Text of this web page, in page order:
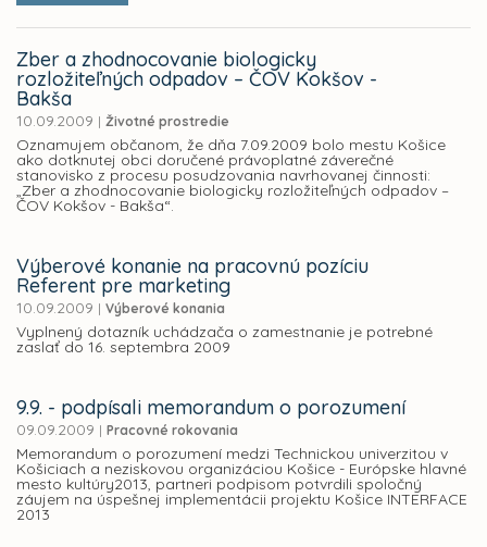
Zber a zhodnocovanie biologicky
rozložiteľných odpadov – ČOV Kokšov -
Bakša
10.09.2009 | Životné prostredie
Oznamujem občanom, že dňa 7.09.2009 bolo mestu Košice
ako dotknutej obci doručené právoplatné záverečné
stanovisko z procesu posudzovania navrhovanej činnosti:
„Zber a zhodnocovanie biologicky rozložiteľných odpadov –
ČOV Kokšov - Bakša“.
Výberové konanie na pracovnú pozíciu
Referent pre marketing
10.09.2009 | Výberové konania
Vyplnený dotazník uchádzača o zamestnanie je potrebné
zaslať do 16. septembra 2009
9.9. - podpísali memorandum o porozumení
09.09.2009 | Pracovné rokovania
Memorandum o porozumení medzi Technickou univerzitou v
Košiciach a neziskovou organizáciou Košice - Európske hlavné
mesto kultúry2013, partneri podpisom potvrdili spoločný
záujem na úspešnej implementácii projektu Košice INTERFACE
2013